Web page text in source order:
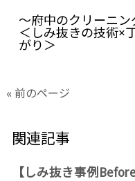
～府中のクリーニ
＜しみ抜きの技術×
がり＞
« 前のページ
関連記事
【しみ抜き事例